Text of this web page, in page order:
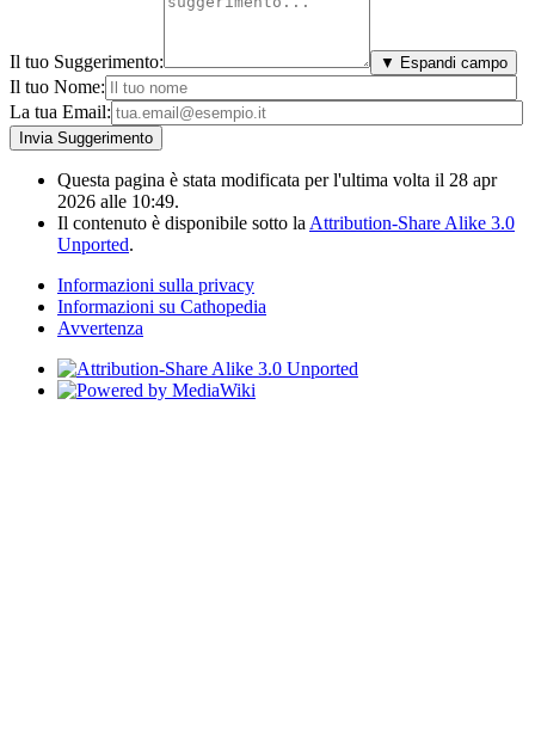
Il tuo Suggerimento: ▼ Espandi campo
Il tuo Nome:
La tua Email:
Questa pagina è stata modificata per l'ultima volta il 28 apr
2026 alle 10:49.
Il contenuto è disponibile sotto la Attribution-Share Alike 3.0
Unported.
Informazioni sulla privacy
Informazioni su Cathopedia
Avvertenza